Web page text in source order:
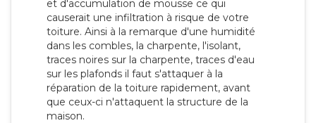
et d'accumulation de mousse ce qui
causerait une infiltration à risque de votre
toiture. Ainsi à la remarque d'une humidité
dans les combles, la charpente, l'isolant,
traces noires sur la charpente, traces d'eau
sur les plafonds il faut s'attaquer à la
réparation de la toiture rapidement, avant
que ceux-ci n'attaquent la structure de la
maison.